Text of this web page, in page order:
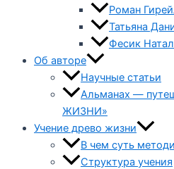
Роман
Татьяна
Фесик
Об авторе
Научные статьи
Альманах —
ЖИЗНИ»
Учение древо жизни
В чем суть
Структура учения